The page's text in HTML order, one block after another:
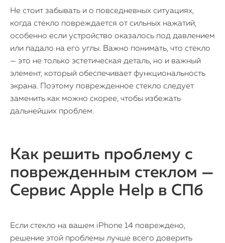
iPhone
MacBook
Не стоит забывать и о повседневных ситуациях,
когда стекло повреждается от сильных нажатий,
особенно если устройство оказалось под давлением
или падало на его углы. Важно понимать, что стекло
— это не только эстетическая деталь, но и важный
элемент, который обеспечивает функциональность
экрана. Поэтому поврежденное стекло следует
заменить как можно скорее, чтобы избежать
дальнейших проблем.
Как решить проблему с
поврежденным стеклом —
Сервис Apple Help в СПб
Если стекло на вашем iPhone 14 повреждено,
решение этой проблемы лучше всего доверить